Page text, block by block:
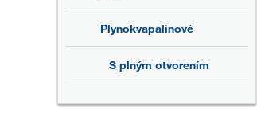
Plynokvapalinové
S plným otvorením